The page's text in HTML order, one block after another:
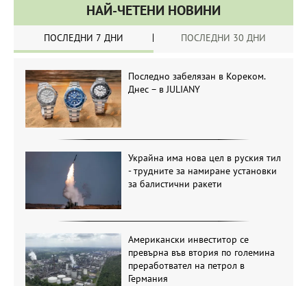
НАЙ-ЧЕТЕНИ НОВИНИ
ПОСЛЕДНИ 7 ДНИ ПОСЛЕДНИ 30 ДНИ
Последно забелязан в Кореком.
Днес – в JULIANY
Украйна има нова цел в руския тил
- трудните за намиране установки
за балистични ракети
Американски инвеститор се
превърна във втория по големина
преработвател на петрол в
Германия